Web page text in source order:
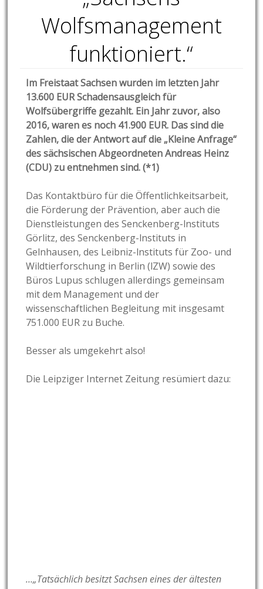
Wolfsmanagement
funktioniert.“
Im Freistaat Sachsen wurden im letzten Jahr
13.600 EUR Schadensausgleich für
Wolfsübergriffe gezahlt. Ein Jahr zuvor, also
2016, waren es noch 41.900 EUR. Das sind die
Zahlen, die der Antwort auf die „Kleine Anfrage“
des sächsischen Abgeordneten Andreas Heinz
(CDU) zu entnehmen sind. (*1)
Das Kontaktbüro für die Öffentlichkeitsarbeit,
die Förderung der Prävention, aber auch die
Dienstleistungen des Senckenberg-lnstituts
Görlitz, des Senckenberg-lnstituts in
Gelnhausen, des Leibniz-lnstituts für Zoo- und
Wildtierforschung in Berlin (lZW) sowie des
Büros Lupus schlugen allerdings gemeinsam
mit dem Management und der
wissenschaftlichen Begleitung mit insgesamt
751.000 EUR zu Buche.
Besser als umgekehrt also!
Die Leipziger Internet Zeitung resümiert dazu:
…„Tatsächlich besitzt Sachsen eines der ältesten